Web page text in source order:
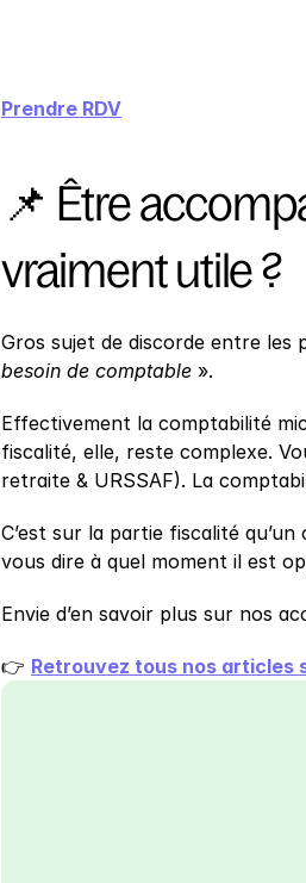
Prendre RDV
📌 Être
vraiment utile ?
Gros sujet de discorde entre les
besoin de comptable ».
Effectivement la comptabilité
fiscalité, elle, reste complexe.
retraite & URSSAF). La
C’est sur la partie fiscalité
vous dire à quel moment il est
Envie d’en savoir plus sur nos
👉 Retrouvez tous nos articles